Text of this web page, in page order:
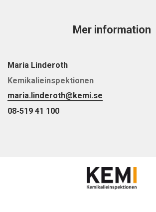
Mer information
Maria Linderoth
Kemikalieinspektionen
maria.linderoth@kemi.se
08-519 41 100